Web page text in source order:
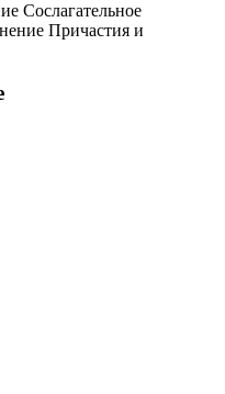
Сослагательное
Причастия и